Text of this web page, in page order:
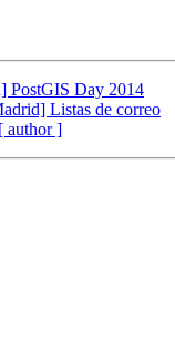
PostGIS Day 2014
Listas de correo
[ author ]